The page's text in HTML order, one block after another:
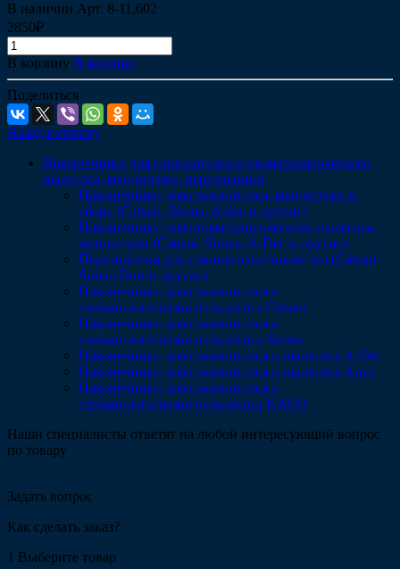
В наличии Арт. 8-11,602
2850₽
В корзину В корзине
Поделиться
Назад к списку
Наконечники для слюноотсоса и стоматологического
пылесоса, мундштуки, переходники
Наконечники для слюноотсоса, мундштуки в
сборе (Cattani, Sirona, A-dec и другие)
Наконечники для стоматологического пылесоса,
мундштуки (Сattani, Sirona, A-Dec и другие)
Переходники для слюноотсоса/пылесоса (Cattani
Sirona Durr и другие)
Наконечники для слюноотсоса и
стоматологического пылесоса Cattani
Наконечники для слюноотсоса и
стоматологического пылесоса Sirona
Наконечники для слюноотсоса и пылесоса A-Dec
Наконечники для слюноотсоса и пылесоса Anya
Наконечники для слюноотсоса и
стоматологического пылесоса KAVO
Наши специалисты ответят на любой интересующий вопрос
по товару
Задать вопрос
Как сделать заказ?
1 Выберите товар